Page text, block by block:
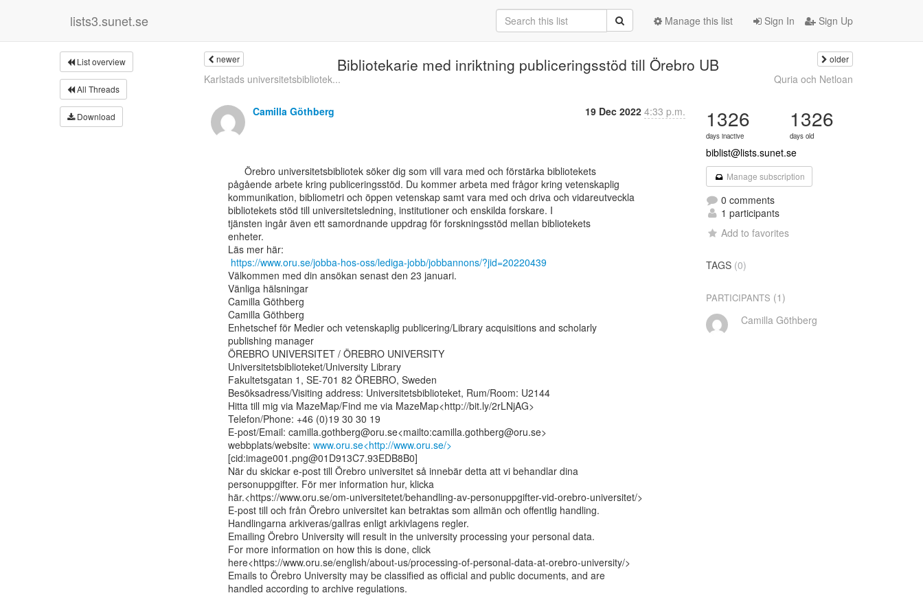
lists3.sunet.se Sign In Sign Up
Manage this list
List overview
All Threads
Download
newer Bibliotekarie med inriktning publiceringsstöd till Örebro UB older
Karlstads universitetsbibliotek... Quria och Netloan
Camilla Göthberg 19 Dec 2022 4:33 p.m.
pågående arbete kring publiceringsstöd. Du kommer arbeta med frågor kring vetenskaplig
kommunikation, bibliometri och öppen vetenskap samt vara med och driva och vidareutveckla
bibliotekets stöd till universitetsledning, institutioner och enskilda forskare. I
tjänsten ingår även ett samordnande uppdrag för forskningsstöd mellan bibliotekets
enheter.
Läs mer här:
https://www.oru.se/jobba-hos-oss/lediga-jobb/jobbannons/?jid=20220439
Välkommen med din ansökan senast den 23 januari.
Vänliga hälsningar
Camilla Göthberg
Camilla Göthberg
Enhetschef för Medier och vetenskaplig publicering/Library acquisitions and scholarly
publishing manager
ÖREBRO UNIVERSITET / ÖREBRO UNIVERSITY
Universitetsbiblioteket/University Library
Fakultetsgatan 1, SE-701 82 ÖREBRO, Sweden
Besöksadress/Visiting address: Universitetsbiblioteket, Rum/Room: U2144
Hitta till mig via MazeMap/Find me via MazeMap<http://bit.ly/2rLNjAG>
Telefon/Phone: +46 (0)19 30 30 19
E-post/Email: camilla.gothberg@oru.se<mailto:camilla.gothberg@oru.se>
webbplats/website: www.oru.se<http://www.oru.se/>
[cid:image001.png@01D913C7.93EDB8B0]
När du skickar e-post till Örebro universitet så innebär detta att vi behandlar dina
personuppgifter. För mer information hur, klicka
här.<https://www.oru.se/om-universitetet/behandling-av-personuppgifter-vid-orebro-universitet/>
E-post till och från Örebro universitet kan betraktas som allmän och offentlig handling.
Handlingarna arkiveras/gallras enligt arkivlagens regler.
Emailing Örebro University will result in the university processing your personal data.
For more information on how this is done, click
here<https://www.oru.se/english/about-us/processing-of-personal-data-at-orebro-university/>
Emails to Örebro University may be classified as official and public documents, and are
handled according to archive regulations.
1326
days inactive
1326
days old
biblist@lists.sunet.se
Manage subscription
0 comments
1 participants
Add to favorites
TAGS (0)
PARTICIPANTS (1)
Camilla Göthberg